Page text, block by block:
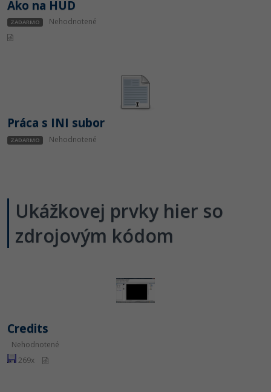
Ako na HUD
ZADARMO Nehodnotené
Práca s INI subor
ZADARMO Nehodnotené
Ukážkovej prvky hier so
zdrojovým kódom
Credits
Nehodnotené
269x